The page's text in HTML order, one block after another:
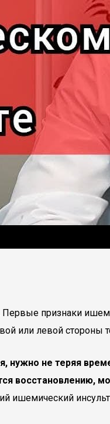
признаки
или левой стороны
нужно не теряя
восстановлению,